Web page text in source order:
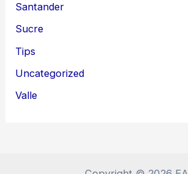
Santander
Sucre
Tips
Uncategorized
Valle